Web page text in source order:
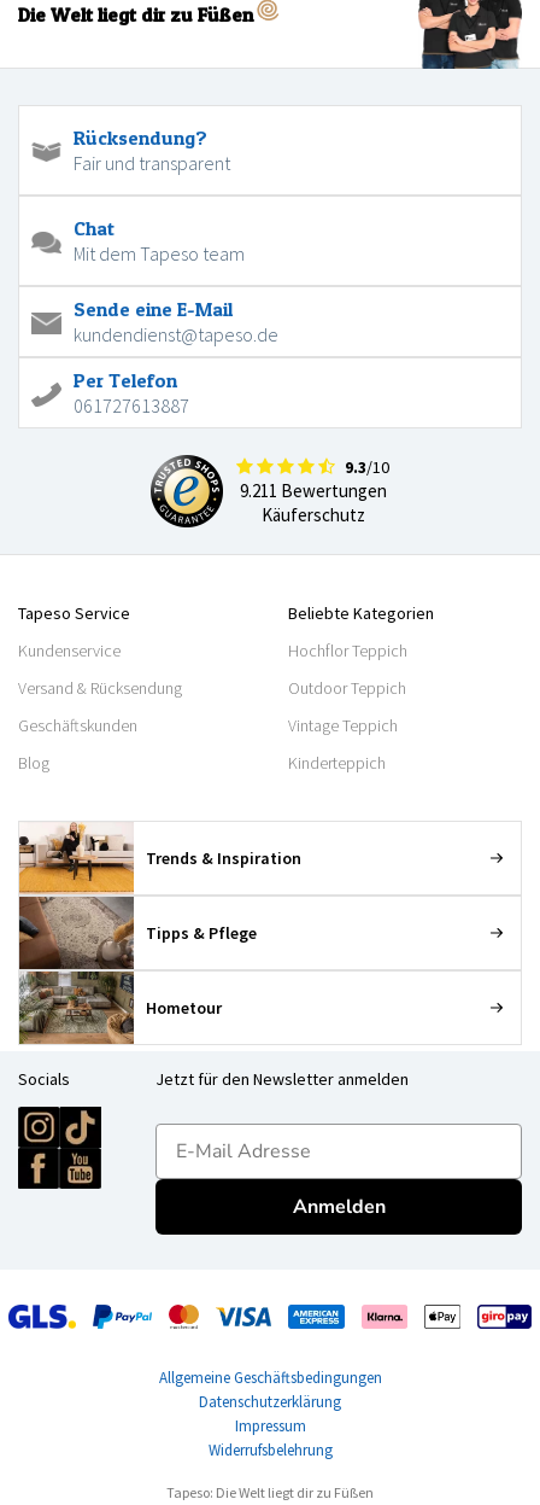
Die Welt liegt dir zu Füßen
Rücksendung?
Fair und transparent
Chat
Mit dem Tapeso team
Sende eine E-Mail
kundendienst@tapeso.de
Per Telefon
061727613887
9.3/10
9.211 Bewertungen
Käuferschutz
Tapeso Service
Kundenservice
Versand & Rücksendung
Geschäftskunden
Blog
Beliebte Kategorien
Hochflor Teppich
Outdoor Teppich
Vintage Teppich
Kinderteppich
Trends & Inspiration
Tipps & Pflege
Hometour
Socials Jetzt für den Newsletter anmelden
E-mailadres
Anmelden
Allgemeine Geschäftsbedingungen
Datenschutzerklärung
Impressum
Widerrufsbelehrung
Tapeso: Die Welt liegt dir zu Füßen